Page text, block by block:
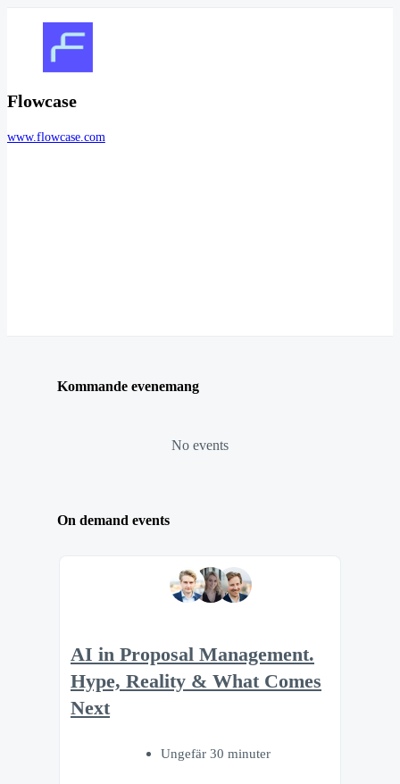
Flowcase
www.flowcase.com
Kommande evenemang
No events
On demand events
AI in Proposal Management.
Hype, Reality & What Comes
Next
Ungefär 30 minuter